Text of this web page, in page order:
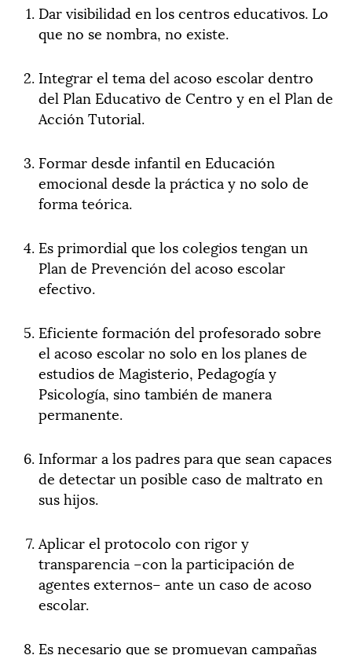
Dar visibilidad en los centros educativos. Lo
que no se nombra, no existe.
Integrar el tema del acoso escolar dentro
del Plan Educativo de Centro y en el Plan de
Acción Tutorial.
Formar desde infantil en Educación
emocional desde la práctica y no solo de
forma teórica.
Es primordial que los colegios tengan un
Plan de Prevención del acoso escolar
efectivo.
Eficiente formación del profesorado sobre
el acoso escolar no solo en los planes de
estudios de Magisterio, Pedagogía y
Psicología, sino también de manera
permanente.
Informar a los padres para que sean capaces
de detectar un posible caso de maltrato en
sus hijos.
Aplicar el protocolo con rigor y
transparencia –con la participación de
agentes externos– ante un caso de acoso
escolar.
Es necesario que se promuevan campañas